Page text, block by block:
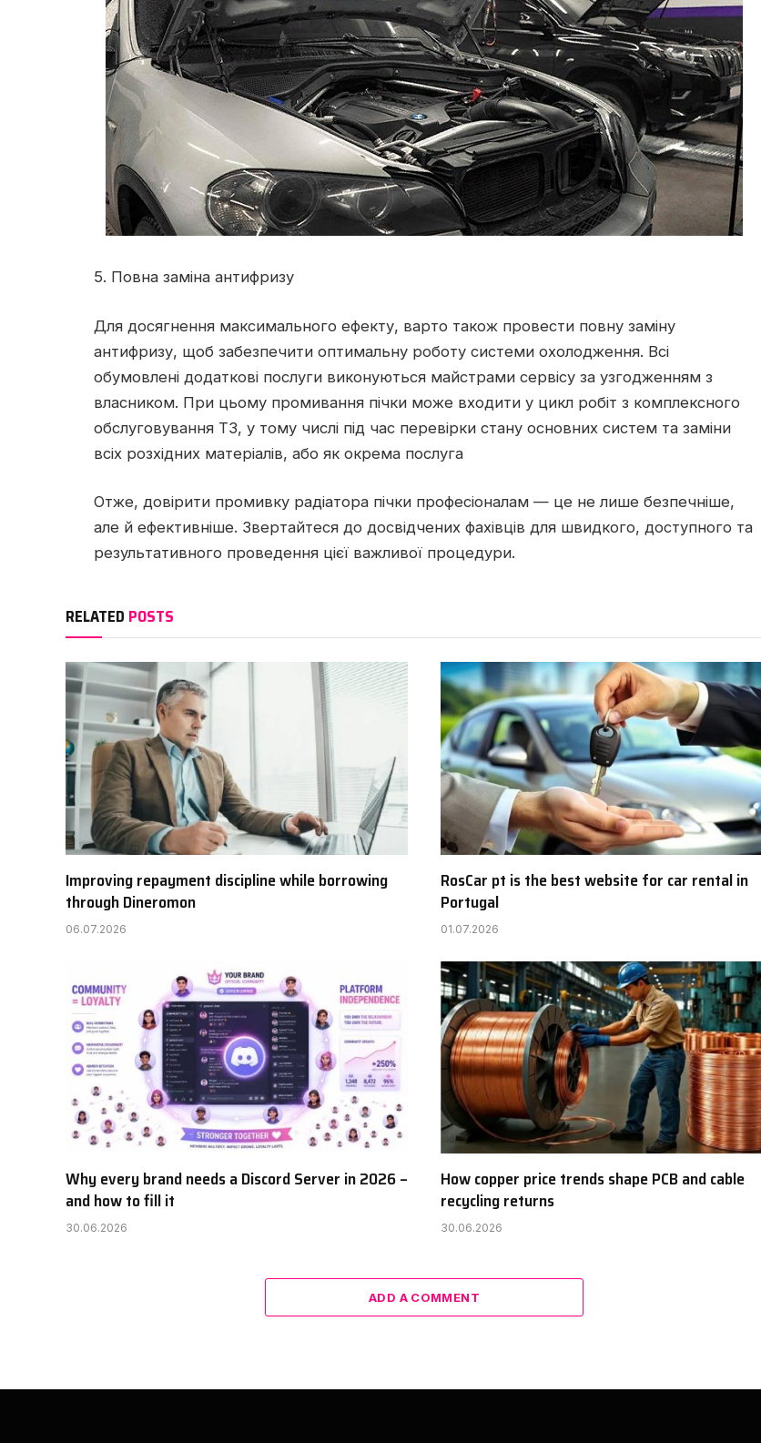
5. Повна заміна антифризу
Для досягнення максимального ефекту, варто також провести повну заміну
антифризу, щоб забезпечити оптимальну роботу системи охолодження. Всі
обумовлені додаткові послуги виконуються майстрами сервісу за узгодженням з
власником. При цьому промивання пічки може входити у цикл робіт з комплексного
обслуговування ТЗ, у тому числі під час перевірки стану основних систем та заміни
всіх розхідних матеріалів, або як окрема послуга
Отже, довірити промивку радіатора пічки професіоналам — це не лише безпечніше,
але й ефективніше. Звертайтеся до досвідчених фахівців для швидкого, доступного та
результативного проведення цієї важливої процедури.
RELATED POSTS
Improving repayment discipline while borrowing
through Dineromon
06.07.2026
RosCar pt is the best website for car rental in
Portugal
01.07.2026
Why every brand needs a Discord Server in 2026 –
and how to fill it
30.06.2026
How copper price trends shape PCB and cable
recycling returns
30.06.2026
ADD A COMMENT